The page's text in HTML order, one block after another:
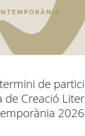
de
de Creació